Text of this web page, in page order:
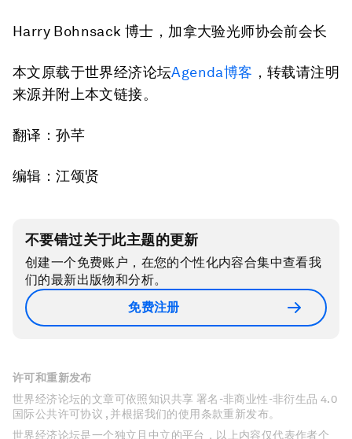
Harry Bohnsack 博士，加拿大验光师协会前会长
本文原载于世界经济论坛Agenda博客 ，转载请注明
来源并附上本文链接。
翻译：孙芊
编辑：江颂贤
不要错过关于此主题的更新
创建一个免费账户，在您的个性化内容合集中查看我
们的最新出版物和分析。
免费注册
许可和重新发布
世界经济论坛的文章可依照知识共享 署名-非商业性-非衍生品 4.0
国际公共许可协议 , 并根据我们的使用条款重新发布。
世界经济论坛是一个独立且中立的平台，以上内容仅代表作者个